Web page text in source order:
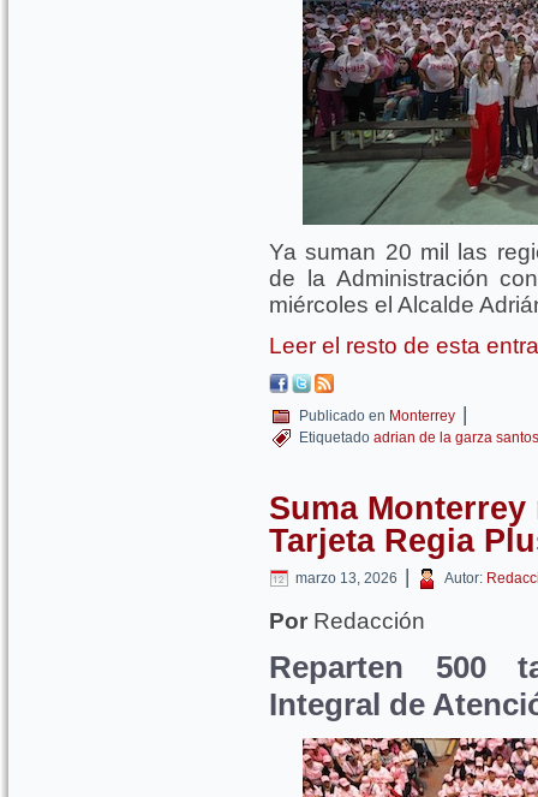
Ya suman 20 mil las
de la Administración
miércoles el Alcalde
Leer el resto de esta
Publicado en Monterrey |
Etiquetado adrian de la garza santos
Suma
Tarjeta Regia
marzo 13, 2026 | Autor:
Por Redacción
Reparten 500
Integral de